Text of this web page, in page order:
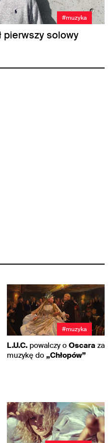
#muzyka
pierwszy solowy
#muzyka
L.U.C. powalczy o Oscara za
muzykę do „Chłopów”